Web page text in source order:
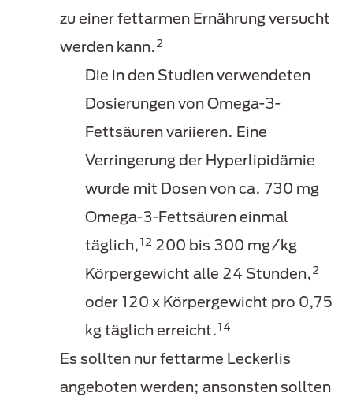
zu einer fettarmen Ernährung versucht
werden kann.2
Die in den Studien verwendeten
Dosierungen von Omega-3-
Fettsäuren variieren. Eine
Verringerung der Hyperlipidämie
wurde mit Dosen von ca. 730 mg
Omega-3-Fettsäuren einmal
täglich,12 200 bis 300 mg/kg
Körpergewicht alle 24 Stunden,2
oder 120 x Körpergewicht pro 0,75
kg täglich erreicht.14
Es sollten nur fettarme Leckerlis
angeboten werden; ansonsten sollten